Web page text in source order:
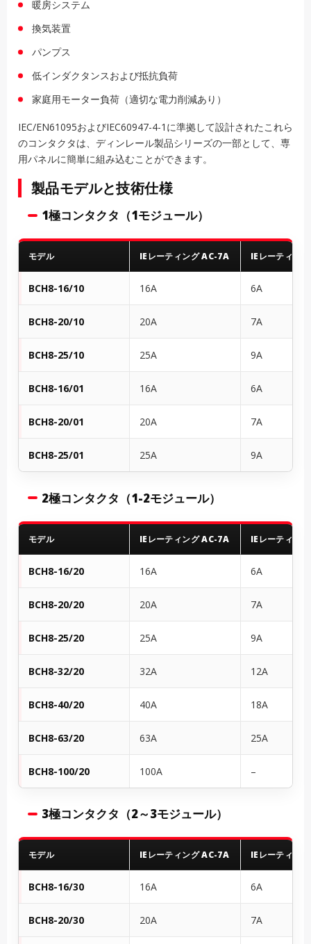
暖房システム
換気装置
パンプス
低インダクタンスおよび抵抗負荷
家庭用モーター負荷（適切な電力削減あり）
IEC/EN61095およびIEC60947-4-1に準拠して設計されたこれら
のコンタクタは、ディンレール製品シリーズの一部として、専
用パネルに簡単に組み込むことができます。
製品モデルと技術仕様
1極コンタクタ（1モジュール）
モデル IEレーティング AC-7A IEレーティン
BCH8-16/10 16A 6A
BCH8-20/10 20A 7A
BCH8-25/10 25A 9A
BCH8-16/01 16A 6A
BCH8-20/01 20A 7A
BCH8-25/01 25A 9A
2極コンタクタ（1-2モジュール）
モデル IEレーティング AC-7A IEレーティン
BCH8-16/20 16A 6A
BCH8-20/20 20A 7A
BCH8-25/20 25A 9A
BCH8-32/20 32A 12A
BCH8-40/20 40A 18A
BCH8-63/20 63A 25A
BCH8-100/20 100A –
3極コンタクタ（2～3モジュール）
モデル IEレーティング AC-7A IEレーティン
BCH8-16/30 16A 6A
BCH8-20/30 20A 7A